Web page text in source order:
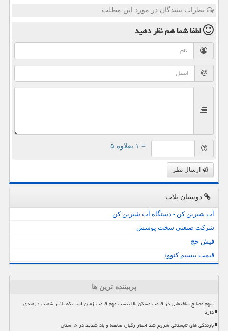
نظرات بینندگان در مورد این مطلب
لطفا شما همنظر دهید
= ۱ بعلاوه ۵
ارسال نظر
دوستان پلات
آب شیرین کن - دستگاه آب شیرین کن
شرکت صنعتی سخت پوشش
فیش حج
قیمت بیسیم کنوود
پربیننده ترین ها
سهم مصالح ساختمانی در قیمت مسکن بالا نیست مهم قیمت زمین است که تاثیر شصت درصدی
دارد
بارندگی های تابستانی شروع شد اخطار رگبار، صاعقه و باد شدید در ۵ استان